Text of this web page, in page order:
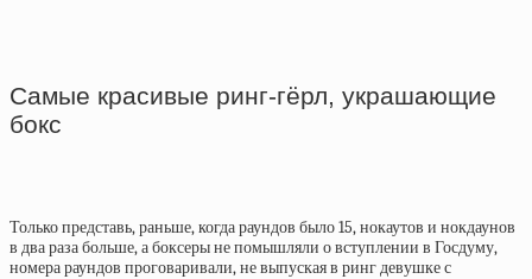
Самые красивые ринг-гёрл, украшающие
бокс
Только представь, раньше, когда раундов было 15, нокаутов и нокдаунов
в два раза больше, а боксеры не помышляли о вступлении в Госдуму,
номера раундов проговаривали, не выпуская в ринг девушке с